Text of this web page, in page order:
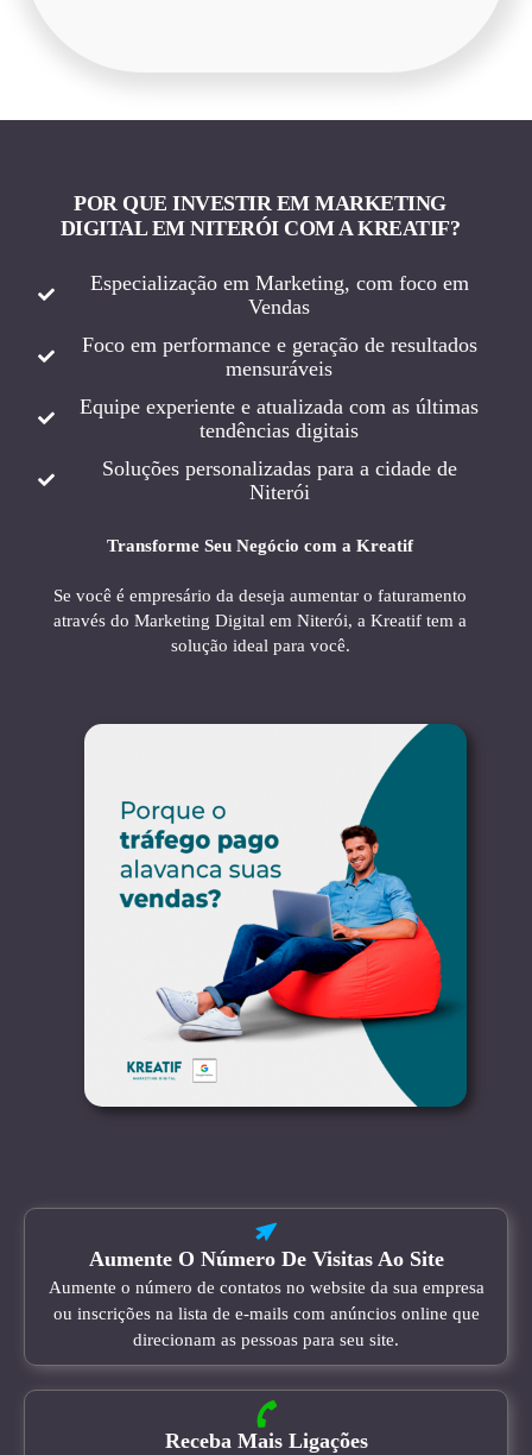
POR QUE INVESTIR EM MARKETING
DIGITAL EM NITERÓI COM A KREATIF?
Especialização em Marketing, com foco em
Vendas
Foco em performance e geração de resultados
mensuráveis
Equipe experiente e atualizada com as últimas
tendências digitais
Soluções personalizadas para a cidade de
Niterói
Transforme Seu Negócio com a Kreatif
Se você é empresário da deseja aumentar o faturamento
através do Marketing Digital em Niterói, a Kreatif tem a
solução ideal para você.
Aumente O Número De Visitas Ao Site
Aumente o número de contatos no website da sua empresa
ou inscrições na lista de e-mails com anúncios online que
direcionam as pessoas para seu site.
Receba Mais Ligações